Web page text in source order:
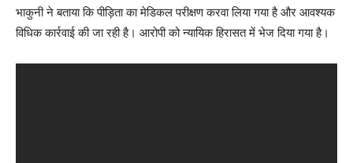
भाकुनी ने बताया कि पीड़िता का मेडिकल परीक्षण करवा लिया गया है और आवश्यक
विधिक कार्रवाई की जा रही है। आरोपी को न्यायिक हिरासत में भेज दिया गया है।